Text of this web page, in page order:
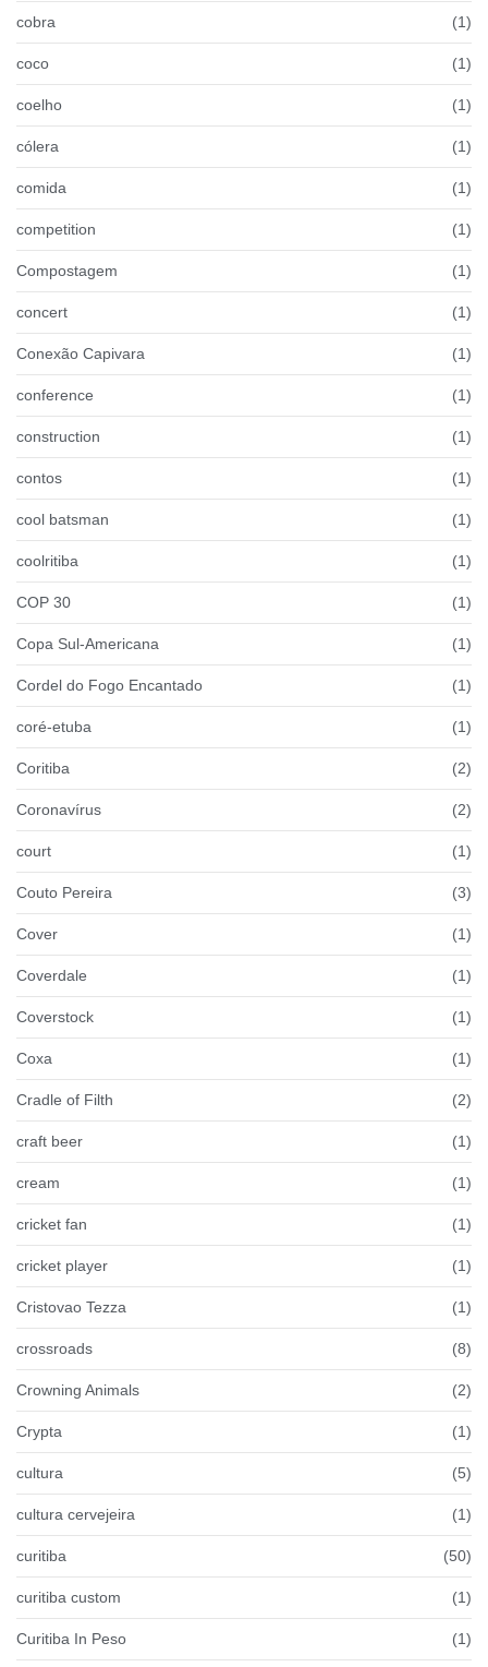
cobra (1)
coco (1)
coelho (1)
cólera (1)
comida (1)
competition (1)
Compostagem (1)
concert (1)
Conexão Capivara (1)
conference (1)
construction (1)
contos (1)
cool batsman (1)
coolritiba (1)
COP 30 (1)
Copa Sul-Americana (1)
Cordel do Fogo Encantado (1)
coré-etuba (1)
Coritiba (2)
Coronavírus (2)
court (1)
Couto Pereira (3)
Cover (1)
Coverdale (1)
Coverstock (1)
Coxa (1)
Cradle of Filth (2)
craft beer (1)
cream (1)
cricket fan (1)
cricket player (1)
Cristovao Tezza (1)
crossroads (8)
Crowning Animals (2)
Crypta (1)
cultura (5)
cultura cervejeira (1)
curitiba (50)
curitiba custom (1)
Curitiba In Peso (1)